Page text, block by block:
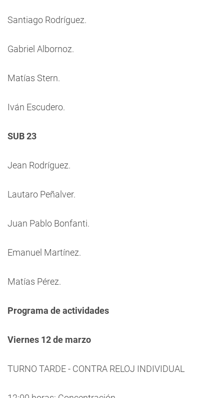
Santiago Rodríguez.
Gabriel Albornoz.
Matías Stern.
Iván Escudero.
SUB 23
Jean Rodríguez.
Lautaro Peñalver.
Juan Pablo Bonfanti.
Emanuel Martínez.
Matías Pérez.
Programa de actividades
Viernes 12 de marzo
TURNO TARDE - CONTRA RELOJ INDIVIDUAL